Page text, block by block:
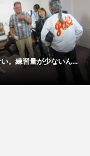
【映像】これが甲子